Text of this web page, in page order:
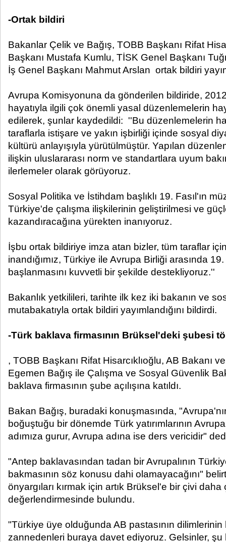
-Ortak bildiri
Bakanlar Çelik ve Bağış, TOBB Başkanı Rifat
Başkanı Mustafa Kumlu, TİSK Genel Başkanı
İş Genel Başkanı Mahmut Arslan ortak bildiri
Avrupa Komisyonuna da gönderilen bildiride,
hayatıyla ilgili çok önemli yasal düzenlemelerin
edilerek, şunlar kaydedildi: ''Bu düzenlemelerin
taraflarla istişare ve yakın işbirliği içinde sosyal
kültürü anlayışıyla yürütülmüştür. Yapılan
ilişkin uluslararası norm ve standartlara uyum
ilerlemeler olarak görüyoruz.
Sosyal Politika ve İstihdam başlıklı 19. Fasıl'ın
Türkiye'de çalışma ilişkilerinin geliştirilmesi ve
kazandıracağına yürekten inanıyoruz.
İşbu ortak bildiriye imza atan bizler, tüm taraflar
inandığımız, Türkiye ile Avrupa Birliği arasında
başlanmasını kuvvetli bir şekilde destekliyoruz.''
Bakanlık yetkilileri, tarihte ilk kez iki bakanın ve
mutabakatıyla ortak bildiri yayımlandığını bildirdi.
-Türk baklava firmasının Brüksel'deki şubesi
, TOBB Başkanı Rifat Hisarcıklıoğlu, AB Bakanı
Egemen Bağış ile Çalışma ve Sosyal Güvenlik
baklava firmasının şube açılışına katıldı.
Bakan Bağış, buradaki konuşmasında,
boğuştuğu bir dönemde Türk yatırımlarının
adımıza gurur, Avrupa adına ise ders vericidir"
"Antep baklavasından tadan bir Avrupalının
bakmasının söz konusu dahi olamayacağını"
önyargıları kırmak için artık Brüksel'e bir çivi daha
değerlendirmesinde bulundu.
"Türkiye üye olduğunda AB pastasının
zannedenleri buraya davet ediyoruz. Gelsinler, şu